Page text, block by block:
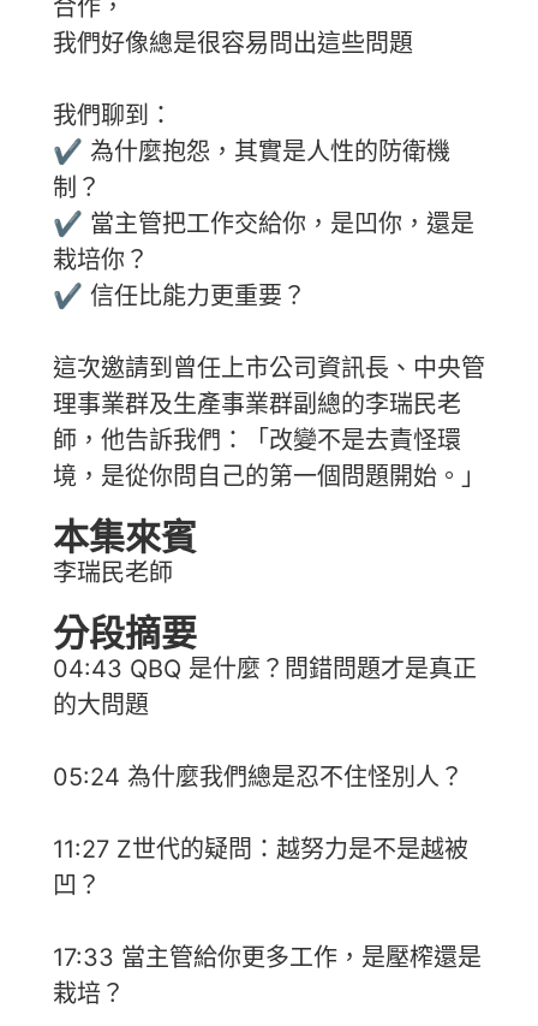
合作，
我們好像總是很容易問出這些問題
我們聊到：
✔ 為什麼抱怨，其實是人性的防衛機
制？
✔ 當主管把工作交給你，是凹你，還是
栽培你？
✔ 信任比能力更重要？
這次邀請到曾任上市公司資訊長、中央管
理事業群及生產事業群副總的李瑞民老
師，他告訴我們：「改變不是去責怪環
境，是從你問自己的第一個問題開始。」
本集來賓
李瑞民老師
分段摘要
04:43 QBQ 是什麼？問錯問題才是真正
的大問題
05:24 為什麼我們總是忍不住怪別人？
11:27 Z世代的疑問：越努力是不是越被
凹？
17:33 當主管給你更多工作，是壓榨還是
栽培？